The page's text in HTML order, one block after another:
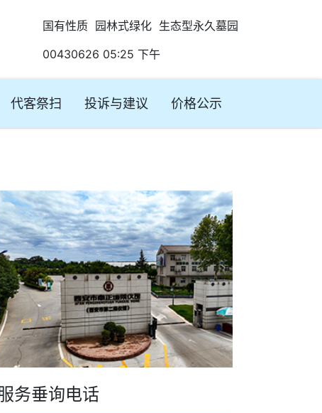
国有性质 园林式绿化 生态型永久墓园
00430626 05:25 下午
代客祭扫 投诉与建议 价格公示
务垂询电话